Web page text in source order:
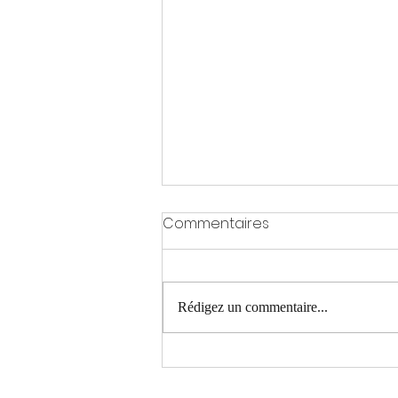
BTMS 25 - Appendicites et
Commentaires
Rédigez un commentaire...